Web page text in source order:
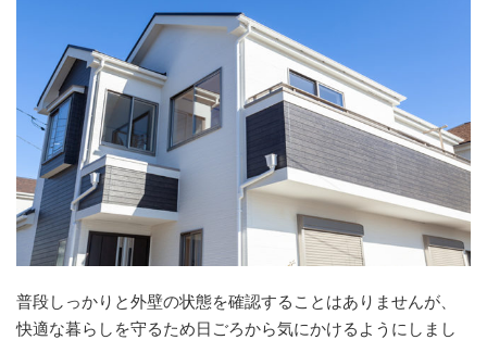
普段しっかりと外壁の状態を確認することはありませんが、
快適な暮らしを守るため日ごろから気にかけるようにしまし